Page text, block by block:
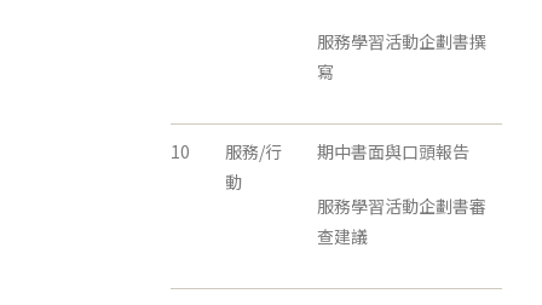
服務學習活動企劃書撰
寫
10
服務/行
動
期中書面與口頭報告
服務學習活動企劃書審
查建議